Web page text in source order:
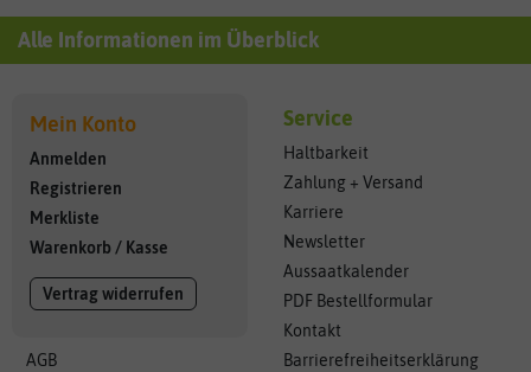
Alle Informationen im Überblick
Mein Konto
Anmelden
Registrieren
Merkliste
Warenkorb / Kasse
Vertrag widerrufen
AGB
Service
Haltbarkeit
Zahlung + Versand
Karriere
Newsletter
Aussaatkalender
PDF Bestellformular
Kontakt
Barrierefreiheitserklärung